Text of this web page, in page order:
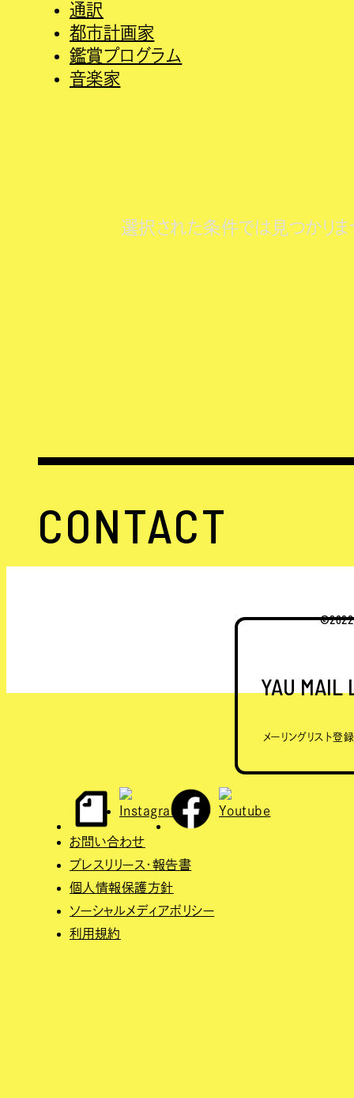
通訳
都市計画家
鑑賞プログラム
音楽家
選択された条件では見つかりま
CONTACT
YAU MAIL
メーリングリスト登
お問い合わせ
プレスリリース・報告書
個人情報保護方針
ソーシャルメディアポリシー
利用規約
©2022